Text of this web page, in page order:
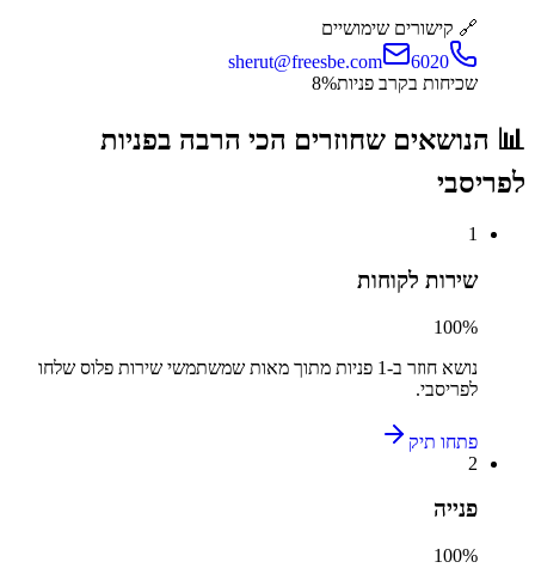
🔗 קישורים שימושיים
6020
sherut@freesbe.com
שכיחות בקרב פניות
8%
📊 הנושאים שחוזרים הכי הרבה בפניות
לפריסבי
1
שירות לקוחות
100%
נושא חוזר ב-1 פניות מתוך מאות שמשתמשי שירות פלוס שלחו
לפריסבי.
פתחו תיק
2
פנייה
100%